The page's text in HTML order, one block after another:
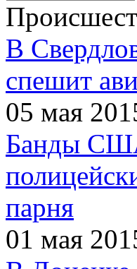
В
спешит
05 мая
Банды
парня
01 мая